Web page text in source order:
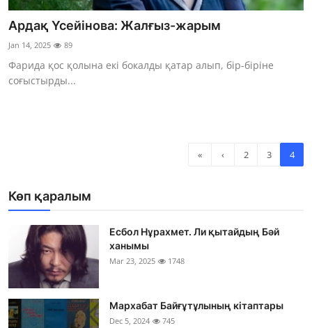
Ардақ Үсейінова: Жалғыз-жарым
Jan 14, 2025 89
Фарида қос қолына екі бокалды қатар алып, бір-біріне
соғыстырды...
« ‹ 2 3 4
Көп қаралым
Есбол Нұрахмет. Ли қытайдың Бәй
ханымы
Mar 23, 2025 1748
Мархабат Байғұтұлының кітаптары
Dec 5, 2024 745